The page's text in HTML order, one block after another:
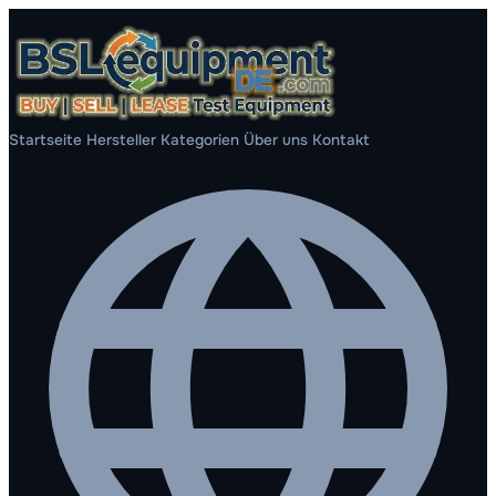
Startseite Hersteller Kategorien Über uns Kontakt